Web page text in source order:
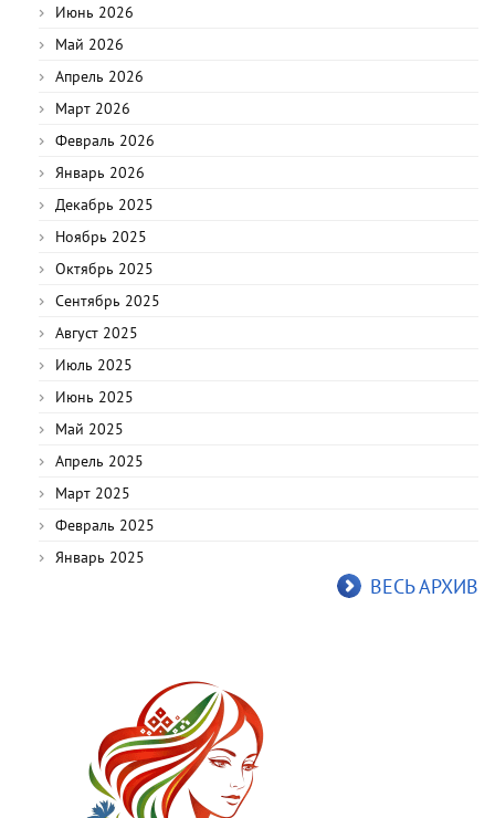
Июнь 2026
Май 2026
Апрель 2026
Март 2026
Февраль 2026
Январь 2026
Декабрь 2025
Ноябрь 2025
Октябрь 2025
Сентябрь 2025
Август 2025
Июль 2025
Июнь 2025
Май 2025
Апрель 2025
Март 2025
Февраль 2025
Январь 2025
ВЕСЬ АРХИВ